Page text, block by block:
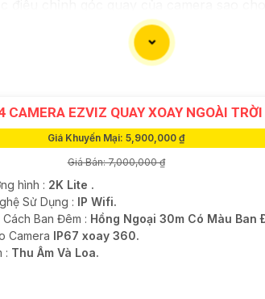
thiết lập bảo mật mạnh, như đổi
trữ hình ảnh, có thể lưu trữ trên đám
hơn về việc lắp đặt Camera IP Hình Sát
hơn nhé!
CAMERA EZVIZ QUAY XOAY NGOÀI TRỜI
Giá Khuyến Mại: 5,900,000 ₫
Giá Bán: 7,000,000 ₫
hình : 2K Lite .
Sử Dụng : IP Wifi.
Ban Đêm : Hồng Ngoại 30m Có Màu Ban
Camera IP67 xoay 360.
: Thu Âm Và Loa.